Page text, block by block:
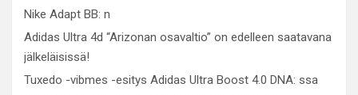
Nike Adapt BB: n
Adidas Ultra 4d “Arizonan osavaltio” on edelleen saatavana
jälkeläisissä!
Tuxedo -vibmes -esitys Adidas Ultra Boost 4.0 DNA: ssa